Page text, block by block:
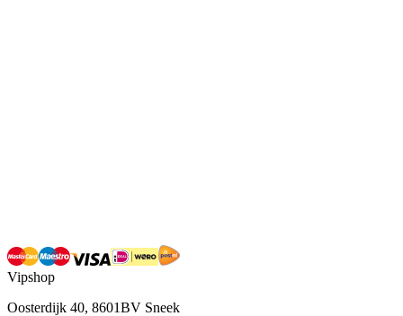
Vipshop
Oosterdijk 40, 8601BV Sneek